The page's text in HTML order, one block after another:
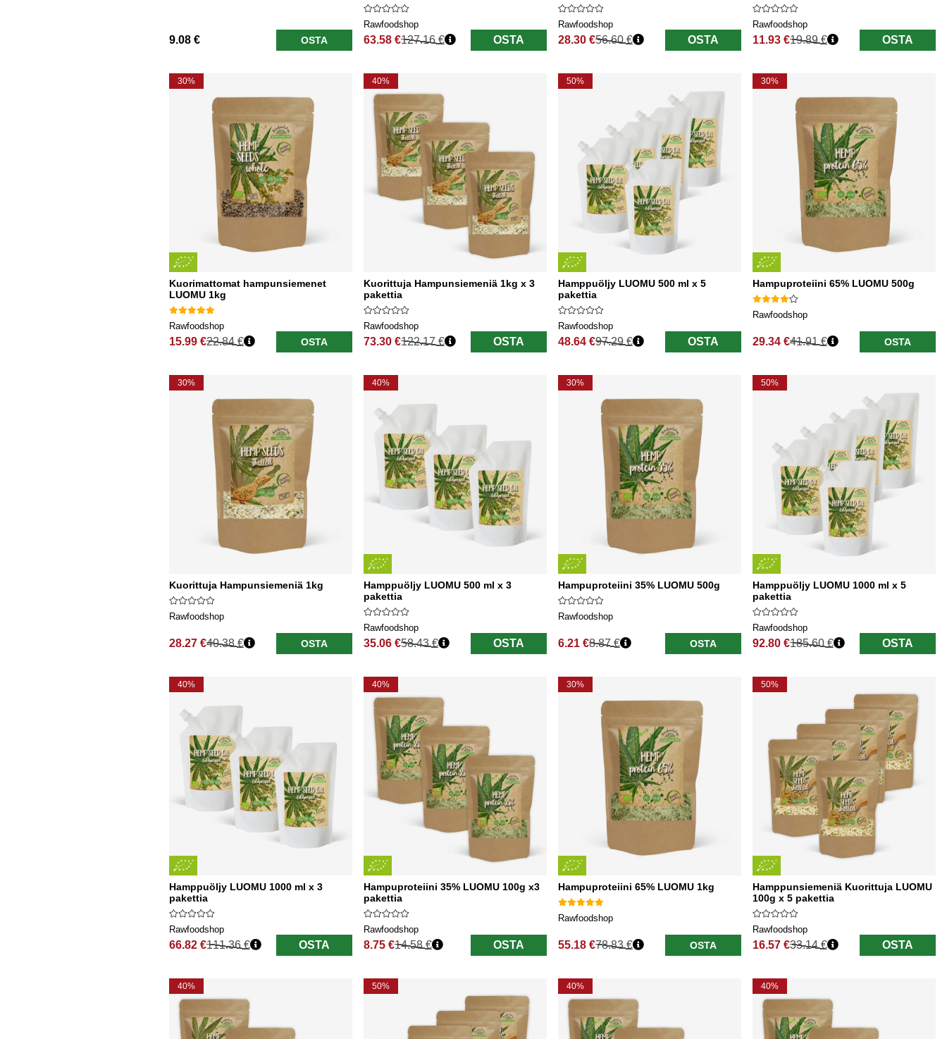
9.08 € OSTA
Rawfoodshop
63.58 €
Normaali hinta
127.16 € OSTA
Rawfoodshop
28.30 €
Normaali hinta
56.60 € OSTA
Rawfoodshop
11.93 €
Normaali hinta
19.89 € OSTA
30%
Kuorimattomat hampunsiemenet
LUOMU 1kg
Rawfoodshop
15.99 €
Normaali hinta
22.84 € OSTA
40%
Kuorittuja Hampunsiemeniä 1kg x 3
pakettia
Rawfoodshop
73.30 €
Normaali hinta
122.17 € OSTA
50%
Hamppuöljy LUOMU 500 ml x 5
pakettia
Rawfoodshop
48.64 €
Normaali hinta
97.29 € OSTA
30%
Hampuproteiini 65% LUOMU 500g
Rawfoodshop
29.34 €
Normaali hinta
41.91 € OSTA
30%
Kuorittuja Hampunsiemeniä 1kg
Rawfoodshop
28.27 €
Normaali hinta
40.38 € OSTA
40%
Hamppuöljy LUOMU 500 ml x 3
pakettia
Rawfoodshop
35.06 €
Normaali hinta
58.43 € OSTA
30%
Hampuproteiini 35% LUOMU 500g
Rawfoodshop
6.21 €
Normaali hinta
8.87 € OSTA
50%
Hamppuöljy LUOMU 1000 ml x 5
pakettia
Rawfoodshop
92.80 €
Normaali hinta
185.60 € OSTA
40%
Hamppuöljy LUOMU 1000 ml x 3
pakettia
Rawfoodshop
66.82 €
Normaali hinta
111.36 € OSTA
40%
Hampuproteiini 35% LUOMU 100g x3
pakettia
Rawfoodshop
8.75 €
Normaali hinta
14.58 € OSTA
30%
Hampuproteiini 65% LUOMU 1kg
Rawfoodshop
55.18 €
Normaali hinta
78.83 € OSTA
50%
Hamppunsiemeniä Kuorittuja LUOMU
100g x 5 pakettia
Rawfoodshop
16.57 €
Normaali hinta
33.14 € OSTA
40% 50% 40% 40%